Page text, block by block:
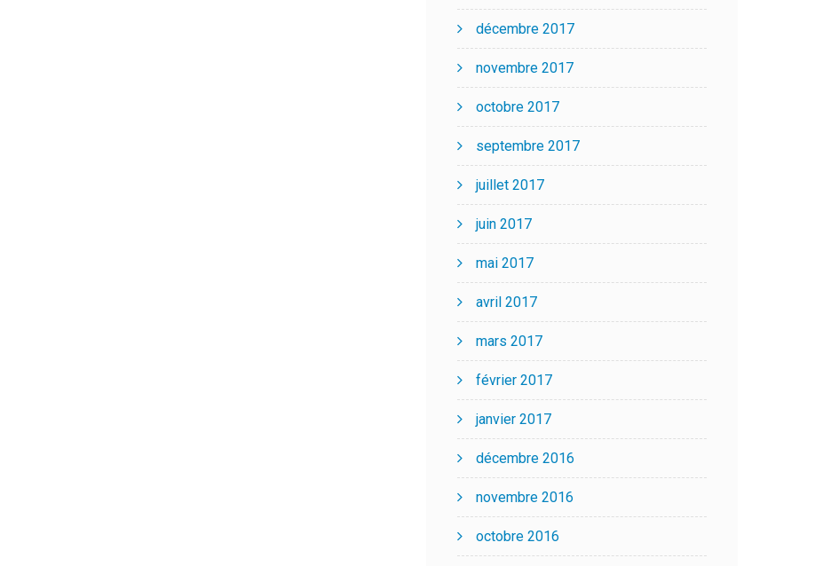
décembre 2017
novembre 2017
octobre 2017
septembre 2017
juillet 2017
juin 2017
mai 2017
avril 2017
mars 2017
février 2017
janvier 2017
décembre 2016
novembre 2016
octobre 2016